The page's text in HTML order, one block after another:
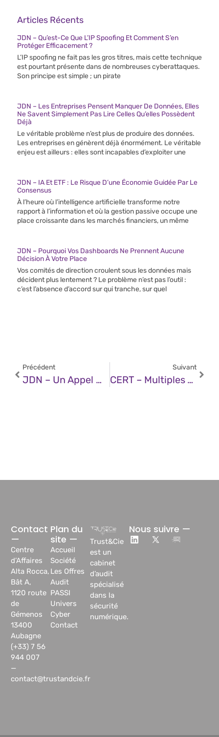
Articles Récents
JDN – Qu’est-Ce Que L’IP Spoofing Et Comment S’en
Protéger Efficacement ?
L’IP spoofing ne fait pas les gros titres, mais cette technique
est pourtant présente dans de nombreuses cyberattaques.
Son principe est simple ; un pirate
JDN – Les Entreprises Pensent Manquer De Données, Elles
Ne Savent Simplement Pas Lire Celles Qu’elles Possèdent
Déjà
Le véritable problème n’est plus de produire des données.
Les entreprises en génèrent déjà énormément. Le véritable
enjeu est ailleurs : elles sont incapables d’exploiter une
JDN – IA Et ETF : Le Risque D’une Économie Guidée Par Le
Consensus
À l’heure où l’intelligence artificielle transforme notre
rapport à l’information et où la gestion passive occupe une
place croissante dans les marchés financiers, un même
JDN – Pourquoi Vos Dashboards Ne Prennent Aucune
Décision À Votre Place
Vos comités de direction croulent sous les données mais
décident plus lentement ? Le problème n’est pas l’outil :
c’est l’absence d’accord sur qui tranche, sur quel
Précédent
JDN – Un Appel Mondial Pour Définir Des Limites Communes À L’intelligence Artificielle
Suivant
CERT – Multiples Vulnérabilités Dans Google Chrome (24 Septembre 2025)
Trust&Cie
est un
cabinet
d’audit
spécialisé
dans la
sécurité
numérique.
Plan du
site —
Accueil
Société
Les Offres
Audit
PASSI
Univers
Cyber
Contact
Contact
—
Centre
d’Affaires
Alta Rocca,
Bât A,
1120 route
de
Gémenos
13400
Aubagne
(+33) 7 56
944 007
—
contact@trustandcie.fr
Nous suivre —